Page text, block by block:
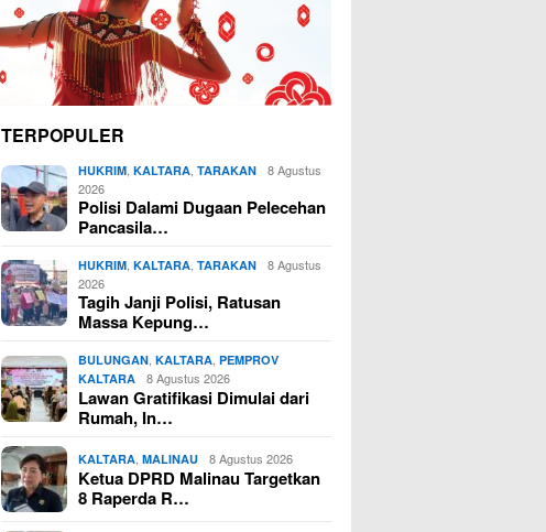
TERPOPULER
HUKRIM ,KALTARA ,TARAKAN
8 Agustus
2026
Polisi Dalami Dugaan Pelecehan
Pancasila…
HUKRIM ,KALTARA ,TARAKAN
8 Agustus
2026
Tagih Janji Polisi, Ratusan
Massa Kepung…
BULUNGAN ,KALTARA ,PEMPROV
KALTARA
8 Agustus 2026
Lawan Gratifikasi Dimulai dari
Rumah, In…
KALTARA ,MALINAU 8 Agustus 2026
Ketua DPRD Malinau Targetkan
8 Raperda R…